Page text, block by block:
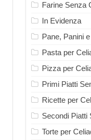
Farine Senza
In Evidenza
Pane, Panini
Pasta per
Pizza per
Primi Piatti
Ricette per
Secondi Piatti
Torte per